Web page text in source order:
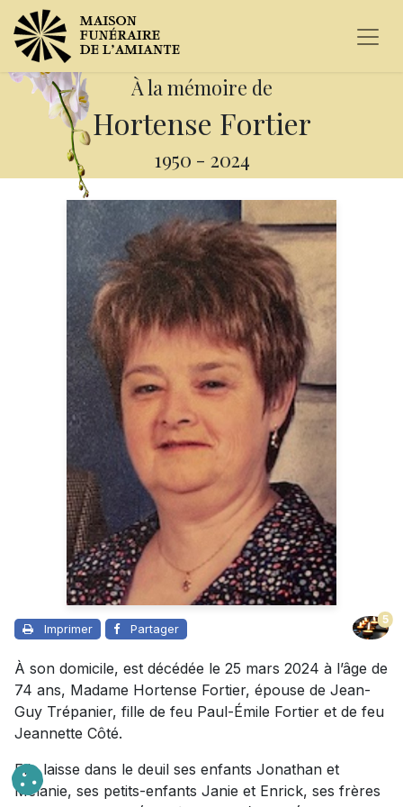
À la mémoire de
Hortense Fortier
1950 - 2024
Imprimer Partager
5
À son domicile, est décédée le 25 mars 2024 à l’âge de
74 ans, Madame Hortense Fortier, épouse de Jean-
Guy Trépanier, fille de feu Paul-Émile Fortier et de feu
Jeannette Côté.
Elle laisse dans le deuil ses enfants Jonathan et
Mélanie, ses petits-enfants Janie et Enrick, ses frères